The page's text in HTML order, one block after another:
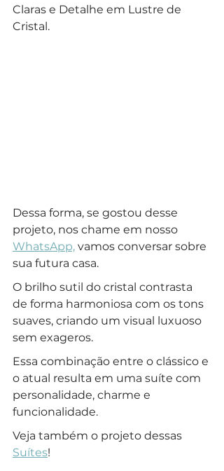
Claras e Detalhe em Lustre de
Cristal.
Dessa forma, se gostou desse
projeto, nos chame em nosso
WhatsApp, vamos conversar sobre
sua futura casa.
O brilho sutil do cristal contrasta
de forma harmoniosa com os tons
suaves, criando um visual luxuoso
sem exageros.
Essa combinação entre o clássico e
o atual resulta em uma suíte com
personalidade, charme e
funcionalidade.
Veja também o projeto dessas
Suítes!